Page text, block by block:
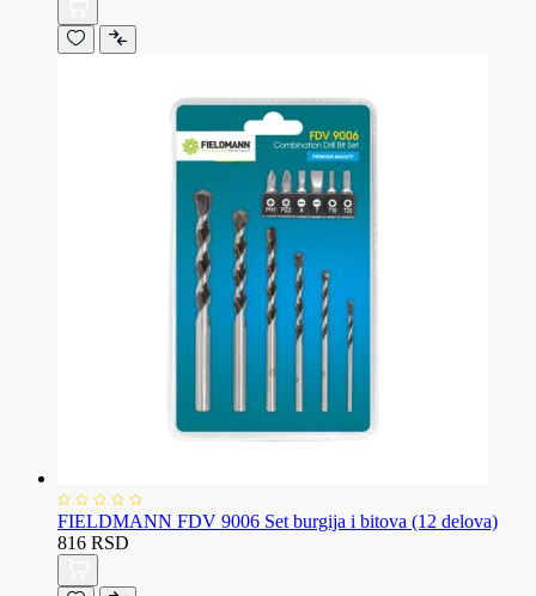
FIELDMANN FDV 9006 Set burgija i bitova (12 delova)
816 RSD